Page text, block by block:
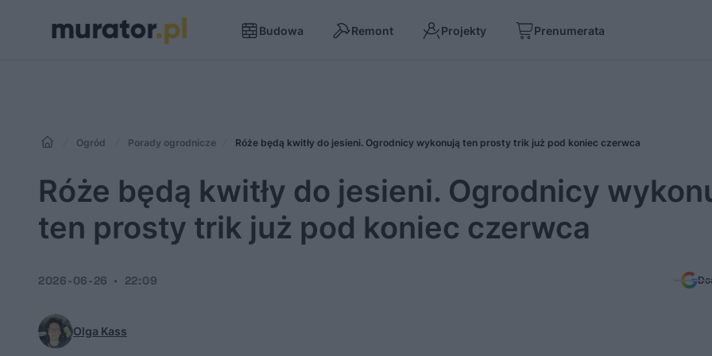
Budowa Remont Projekty Prenumerata
Ogród Porady ogrodnicze Róże będą kwitły do jesieni. Ogrodnicy wykonują ten prosty trik już pod koniec czerwca
Róże będą kwitły do jesieni. Ogrodnicy
ten prosty trik już pod koniec czerwca
Olga Kass
2026-06-26 22:09